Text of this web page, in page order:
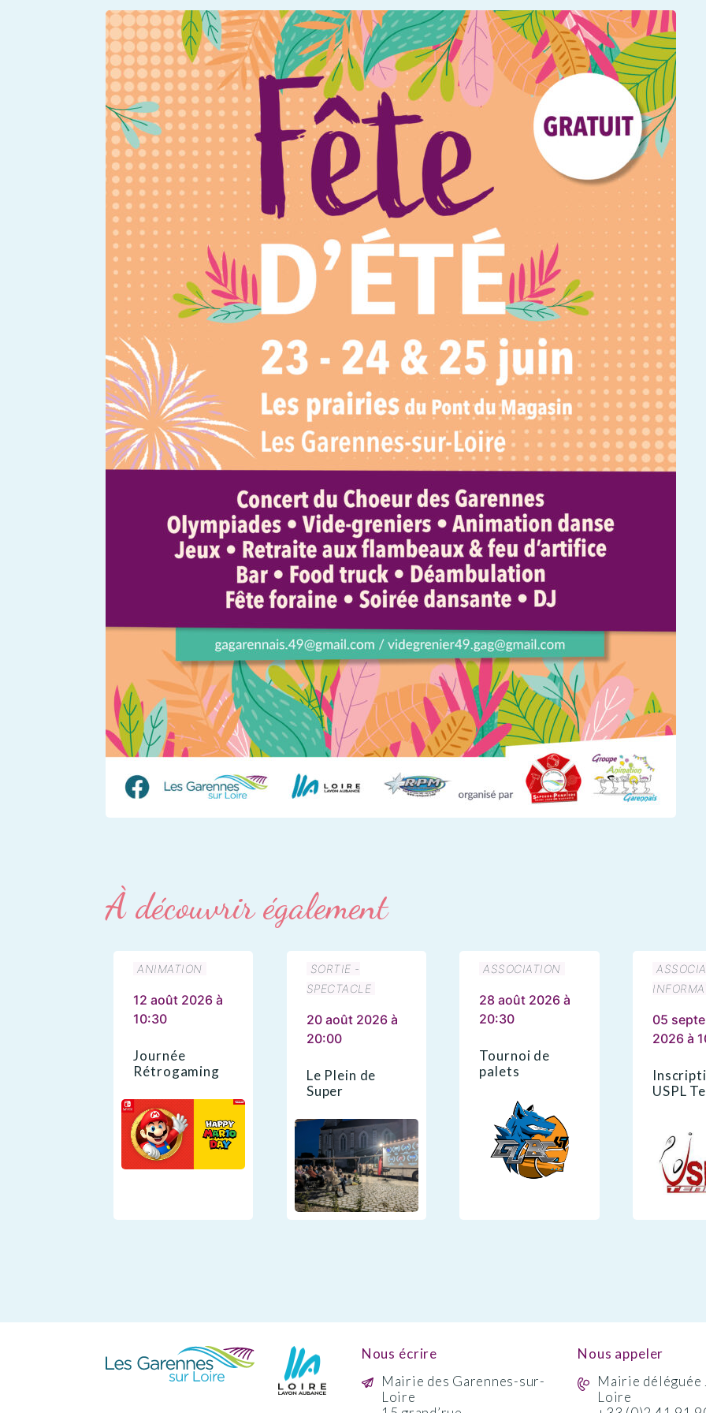
À découvrir également
ANIMATION
12 août 2026 à
10:30
Journée
Rétrogaming
SORTIE -
SPECTACLE
20 août 2026 à
20:00
Le Plein de
Super
ASSOCIATION
28 août 2026 à
20:30
Tournoi de
palets
05
2026 à
USPL
Nous écrire
Mairie des Garennes-sur-
Loire
Nous appeler
Mairie
Loire